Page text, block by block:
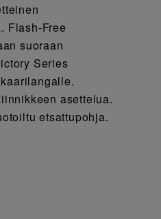
Flash-Free
suoraan
Series
asettelua.
etsattupohja.